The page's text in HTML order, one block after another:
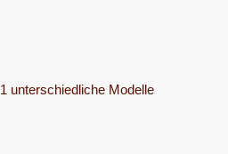
1 unterschiedliche Modelle